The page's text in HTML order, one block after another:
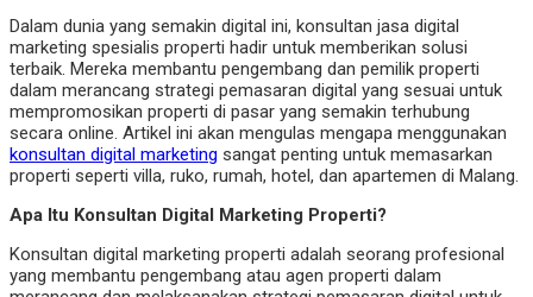
Dalam dunia yang semakin digital ini, konsultan jasa digital
marketing spesialis properti hadir untuk memberikan solusi
terbaik. Mereka membantu pengembang dan pemilik properti
dalam merancang strategi pemasaran digital yang sesuai untuk
mempromosikan properti di pasar yang semakin terhubung
secara online. Artikel ini akan mengulas mengapa menggunakan
konsultan digital marketing sangat penting untuk memasarkan
properti seperti villa, ruko, rumah, hotel, dan apartemen di Malang.
Apa Itu Konsultan Digital Marketing Properti?
Konsultan digital marketing properti adalah seorang profesional
yang membantu pengembang atau agen properti dalam